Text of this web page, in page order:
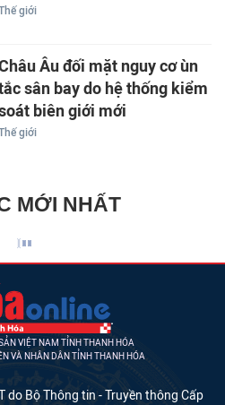
giới
Âu đối mặt nguy cơ ùn
sân bay do hệ thống kiểm
biên giới mới
giới
MỚI NHẤT
VIỆT NAM TỈNH THANH HÓA
VÀ NHÂN DÂN TỈNH THANH HÓA
do Bộ Thông tin - Truyền thông Cấp